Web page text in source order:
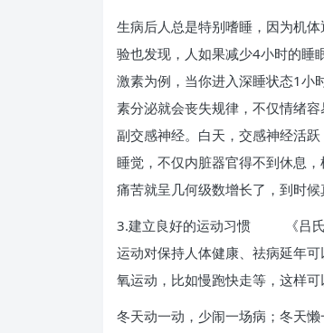
生病后人总是特别嗜睡，因为机
验也发现，人如果减少4小时的睡
激素为例，当你进入深睡状态1小
素分泌就会丧失规律，不仅情绪
副交感神经。白天，交感神经活
睡觉，不仅内脏器官得不到休息
痛苦就呈几何级数增长了，到时
3.建立良好的运动习惯 《吕氏春
运动对保持人体健康、祛病延年
氧运动，比如慢跑快走等，这样
冬天动一动，少闹一场病；冬天